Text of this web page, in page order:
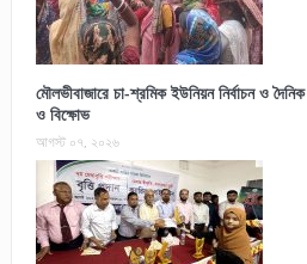
মৌলভীবাজারে চা-শ্রমিক ইউনিয়ন নির্বাচন ও
ও বিক্ষোভ
আগস্ট ০৭, ২০২৬